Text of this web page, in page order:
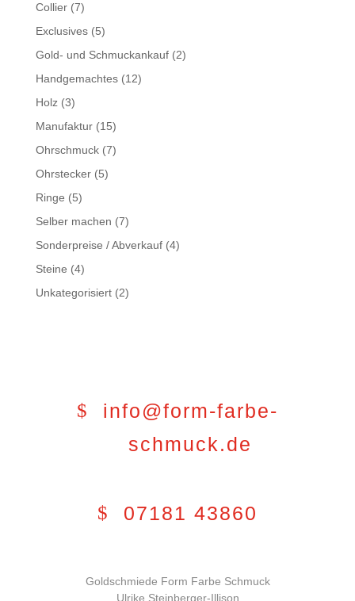
Collier(7)
Exclusives(5)
Gold- und Schmuckankauf(2)
Handgemachtes(12)
Holz(3)
Manufaktur(15)
Ohrschmuck(7)
Ohrstecker(5)
Ringe (5)
Selber machen (7)
Sonderpreise / Abverkauf(4)
Steine (4)
Unkategorisiert(2)
info@form-farbe-
schmuck.de
07181 43860
Goldschmiede Form Farbe Schmuck
Ulrike Steinberger-Illison